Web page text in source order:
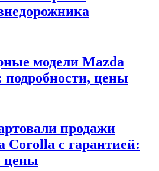
модели Mazda
подробности, цены
продажи
Corolla с гарантией:
цены